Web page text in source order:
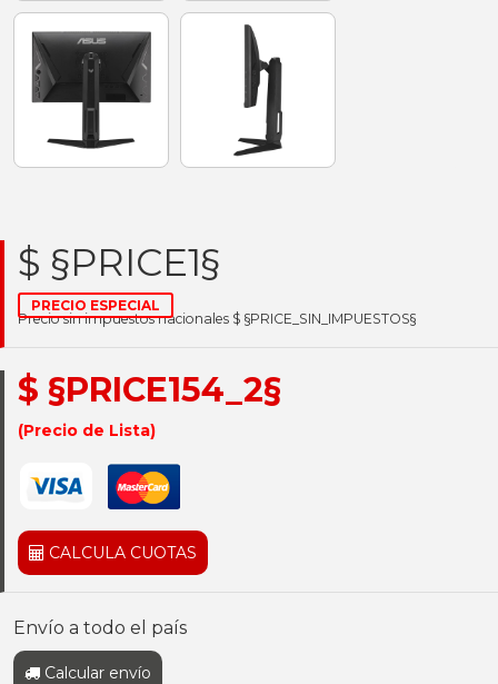
$ §PRICE1§
PRECIO ESPECIAL
Precio sin impuestos nacionales $ §PRICE_SIN_IMPUESTOS§
$ §PRICE154_2§
(Precio de Lista)
CALCULA CUOTAS
Envío a todo el país
Calcular envío